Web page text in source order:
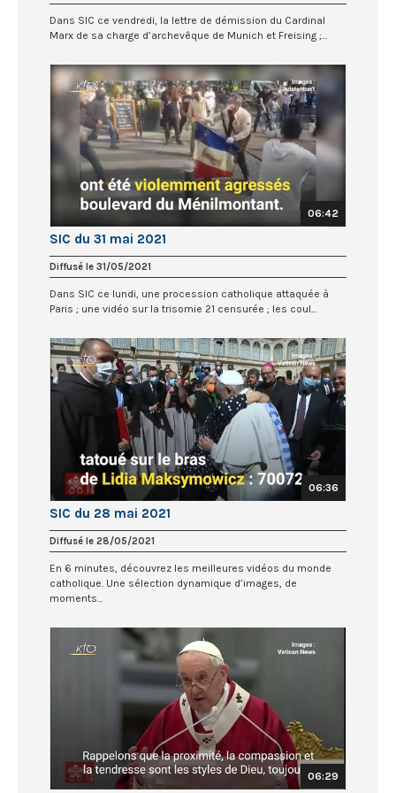
Dans SIC ce vendredi, la lettre de démission du Cardinal
Marx de sa charge d’archevêque de Munich et Freising ;...
06:42
SIC du 31 mai 2021
Diffusé le 31/05/2021
Dans SIC ce lundi, une procession catholique attaquée à
Paris ; une vidéo sur la trisomie 21 censurée ; les coul...
06:36
SIC du 28 mai 2021
Diffusé le 28/05/2021
En 6 minutes, découvrez les meilleures vidéos du monde
catholique. Une sélection dynamique d’images, de
moments...
06:29